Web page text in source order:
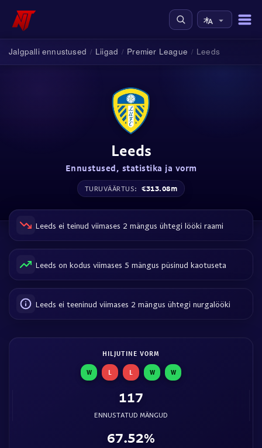
Jalgpalli ennustused / Liigad / Premier League / Leeds
Leeds
Ennustused, statistika ja vorm
TURUVÄÄRTUS: €313.08m
Leeds ei teinud viimases 2 mängus ühtegi lööki raami
Leeds on kodus viimases 5 mängus püsinud kaotuseta
Leeds ei teeninud viimases 2 mängus ühtegi nurgalööki
HILJUTINE VORM
W L L W W
117
ENNUSTATUD MÄNGUD
67.52%